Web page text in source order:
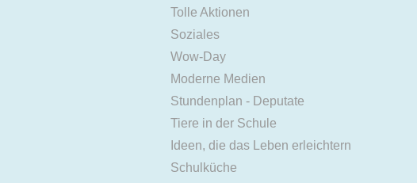
Tolle Aktionen
Soziales
Wow-Day
Moderne Medien
Stundenplan - Deputate
Tiere in der Schule
Ideen, die das Leben erleichtern
Schulküche